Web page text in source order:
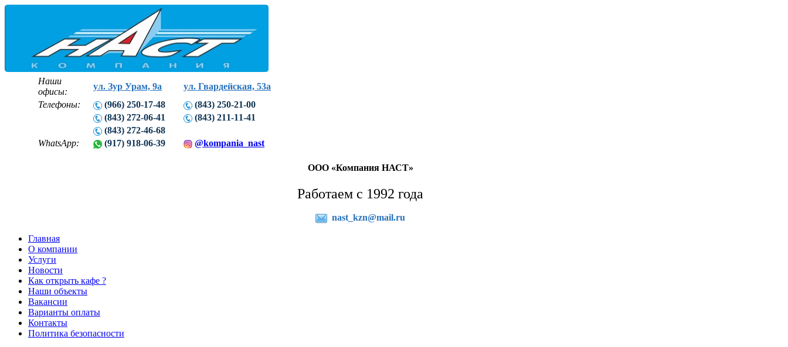
Наши
офисы:
ул. Зур Урам, 9а
ул. Гвардейская, 53а
Телефоны:
(966) 250-17-48
(843) 250-21-00
(843) 272-06-41
(843) 211-11-41
(843) 272-46-68
WhatsApp:
(917) 918-06-39 @kompania_nast
ООО «Компания НАСТ»
Работаем с 1992 года
nast_kzn@mail.ru
Главная
О компании
Услуги
Новости
Как открыть кафе ?
Наши объекты
Вакансии
Варианты оплаты
Контакты
Политика безопасности